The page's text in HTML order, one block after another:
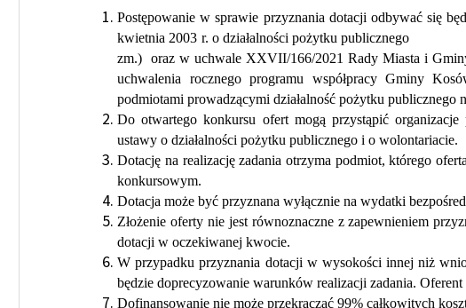
Postępowanie w sprawie przyznania dotacji odbywać się
kwietnia 2003 r. o działalności pożytku publicznego
zm.) oraz w uchwale XXVII/166/2021 Rady Miasta i
uchwalenia rocznego programu współpracy Gminy
podmiotami prowadzącymi działalność pożytku publicznego
Do otwartego konkursu ofert mogą przystąpić
ustawy o działalności pożytku publicznego i o wolontariacie.
Dotację na realizację zadania otrzyma podmiot,
konkursowym.
Dotacja może być przyznana wyłącznie na wydatki
Złożenie oferty nie jest równoznaczne z
dotacji w oczekiwanej kwocie.
W przypadku przyznania dotacji w wysokości innej niż
będzie doprecyzowanie warunków realizacji zadania.
Dofinansowanie nie może przekraczać 99% całkowitych